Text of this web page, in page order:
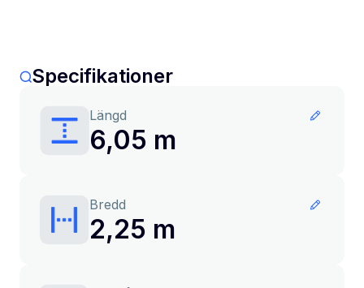
Specifikationer
Längd
6,05 m
Bredd
2,25 m